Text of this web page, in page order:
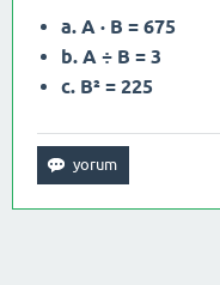
a. A · B = 675
b. A ÷ B = 3
c. B² = 225